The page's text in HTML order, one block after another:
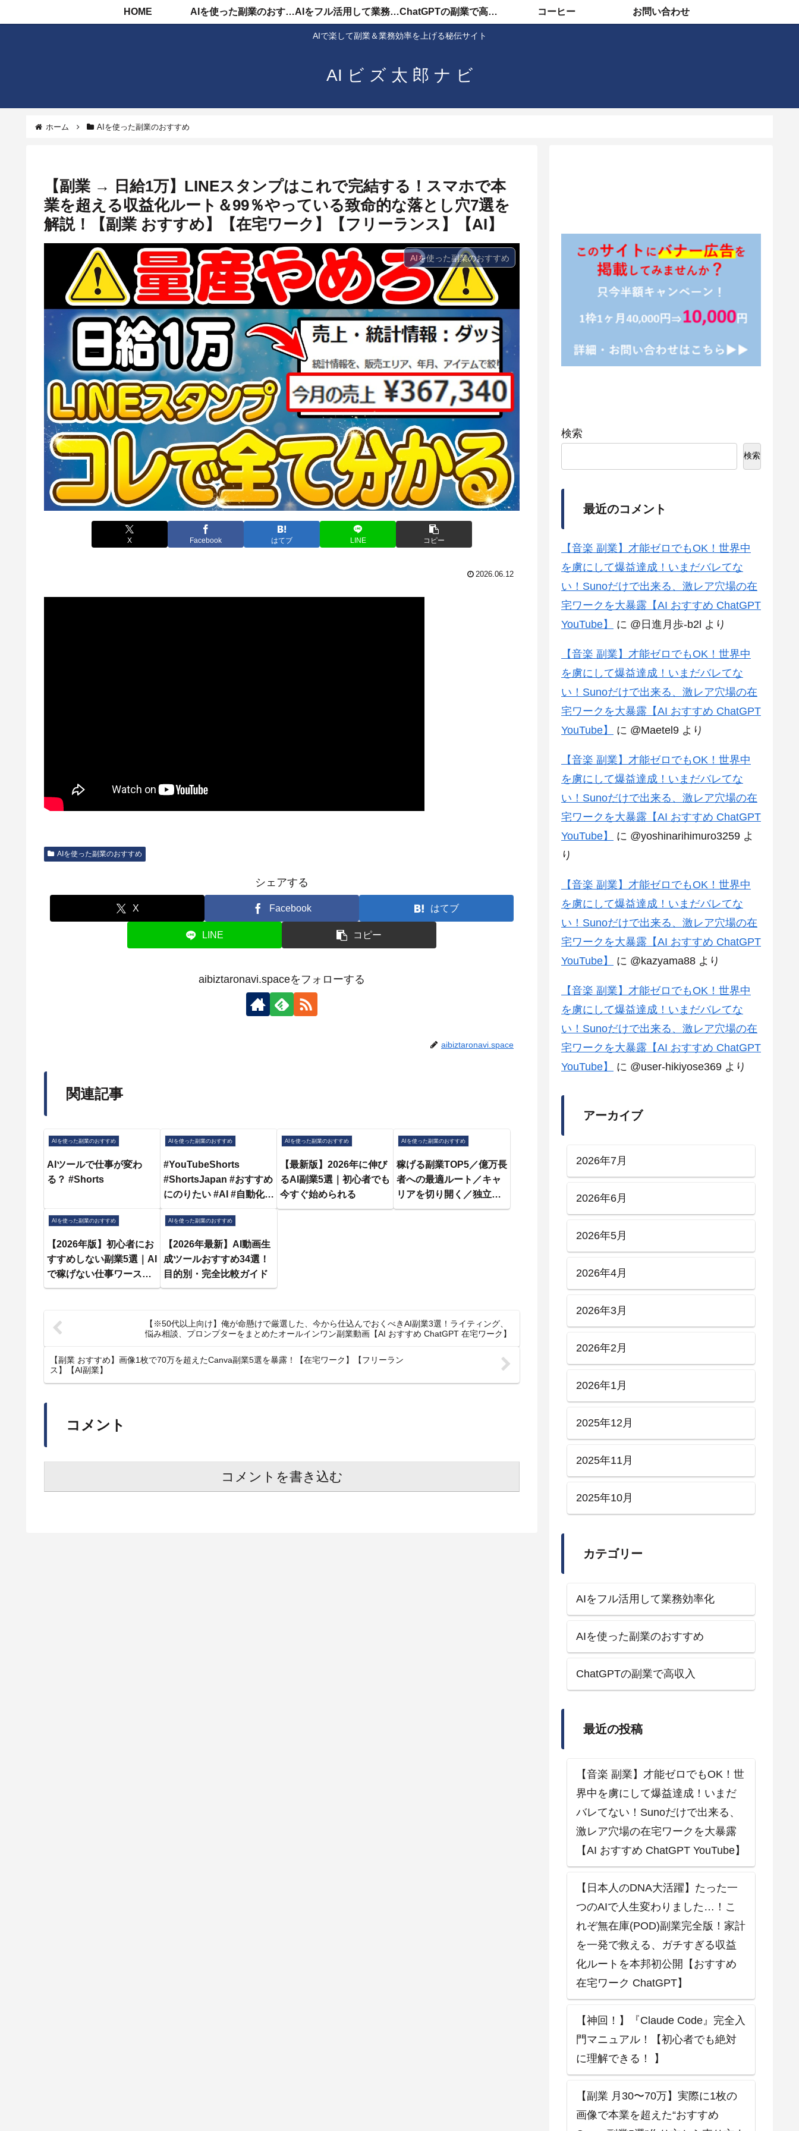
AIで楽して副業＆業務効率を上げる秘伝サイト
AI ビ ズ 太 郎 ナ ビ
HOME AIを使った副業のおすすめ AIをフル活用して業務効率化 ChatGPTの副業で高収入 コーヒー お問い合わせ
ホーム AIを使った副業のおすすめ
【副業 → 日給1万】LINEスタンプはこれで完結する！スマホで本
業を超える収益化ルート＆99％やっている致命的な落とし穴7選を
解説！【副業 おすすめ】【在宅ワーク】【フリーランス】【AI】
AIを使った副業のおすすめ
X Facebook はてブ LINE コピー
2026.06.12
AIを使った副業のおすすめ
シェアする
X Facebook はてブ
LINE コピー
aibiztaronavi.spaceをフォローする
aibiztaronavi.space
関連記事
AIを使った副業のおすすめ
AIツールで仕事が変わ
る？ #Shorts
AIを使った副業のおすすめ
#YouTubeShorts
#ShortsJapan #おすすめ
にのりたい #AI #自動化 #
ジネス #働き方改革 #スキ
ルアップ #スマホで完結 #
副業探し #AI時代
AIを使った副業のおすすめ
【最新版】2026年に伸び
るAI副業5選｜初心者でも
今すぐ始められる
AIを使った副業のおすすめ
稼げる副業TOP5／億万長
者への最適ルート／キャ
リアを切り開く／独立・
起業／AIを活用して起業
AIを使った副業のおすすめ
【2026年版】初心者にお
すすめしない副業5選｜AI
で稼げない仕事ワースト
ランキング
AIを使った副業のおすすめ
【2026年最新】AI動画生
成ツールおすすめ34選！
目的別・完全比較ガイド
【※50代以上向け】俺が命懸けで厳選した、今から仕込んでおくべきAI副業3選！ライティング、
悩み相談、プロンプターをまとめたオールインワン副業動画【AI おすすめ ChatGPT 在宅ワーク】
【副業 おすすめ】画像1枚で70万を超えたCanva副業5選を暴露！【在宅ワーク】【フリーラン
ス】【AI副業】
コメント
コメントを書き込む
検索
検索
最近のコメント
【音楽 副業】才能ゼロでもOK！世界中
を虜にして爆益達成！いまだバレてな
い！Sunoだけで出来る、激レア穴場の在
宅ワークを大暴露【AI おすすめ ChatGPT
YouTube】
に @日進月歩-b2l より
【音楽 副業】才能ゼロでもOK！世界中
を虜にして爆益達成！いまだバレてな
い！Sunoだけで出来る、激レア穴場の在
宅ワークを大暴露【AI おすすめ ChatGPT
YouTube】
に @Maetel9 より
【音楽 副業】才能ゼロでもOK！世界中
を虜にして爆益達成！いまだバレてな
い！Sunoだけで出来る、激レア穴場の在
宅ワークを大暴露【AI おすすめ ChatGPT
YouTube】
に @yoshinarihimuro3259 よ
り
【音楽 副業】才能ゼロでもOK！世界中
を虜にして爆益達成！いまだバレてな
い！Sunoだけで出来る、激レア穴場の在
宅ワークを大暴露【AI おすすめ ChatGPT
YouTube】
に @kazyama88 より
【音楽 副業】才能ゼロでもOK！世界中
を虜にして爆益達成！いまだバレてな
い！Sunoだけで出来る、激レア穴場の在
宅ワークを大暴露【AI おすすめ ChatGPT
YouTube】
に @user-hikiyose369 より
アーカイブ
2026年7月
2026年6月
2026年5月
2026年4月
2026年3月
2026年2月
2026年1月
2025年12月
2025年11月
2025年10月
カテゴリー
AIをフル活用して業務効率化
AIを使った副業のおすすめ
ChatGPTの副業で高収入
最近の投稿
【音楽 副業】才能ゼロでもOK！世
界中を虜にして爆益達成！いまだ
バレてない！Sunoだけで出来る、
激レア穴場の在宅ワークを大暴露
【AI おすすめ ChatGPT YouTube】
【日本人のDNA大活躍】たった一
つのAIで人生変わりました…！こ
れぞ無在庫(POD)副業完全版！家計
を一発で救える、ガチすぎる収益
化ルートを本邦初公開【おすすめ
在宅ワーク ChatGPT】
【神回！】『Claude Code』完全入
門マニュアル！【初心者でも絶対
に理解できる！ 】
【副業 月30〜70万】実際に1枚の
画像で本業を超えた“おすすめ